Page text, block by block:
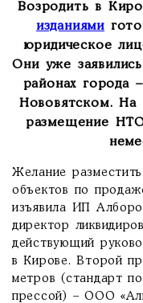
Возродить в
изданиями
юридическое
Они уже
районах города
Нововятском. На
размещение НТО
Желание
объектов по
изъявила ИП
директор
действующий
в Кирове. Второй
метров (стандарт
прессой) – ООО